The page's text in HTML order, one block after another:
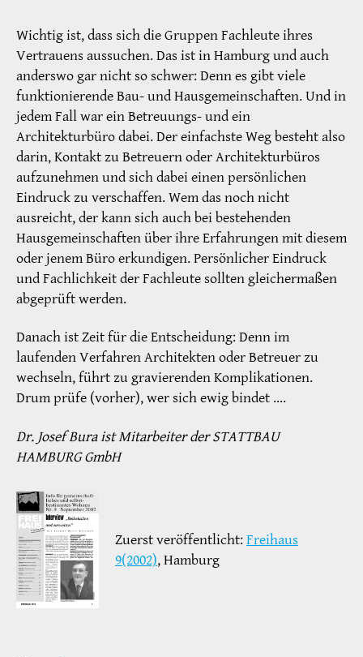
Wichtig ist, dass sich die Gruppen Fachleute ihres
Vertrauens aussuchen. Das ist in Hamburg und auch
anderswo gar nicht so schwer: Denn es gibt viele
funktionierende Bau- und Hausgemeinschaften. Und in
jedem Fall war ein Betreuungs- und ein
Architekturbüro dabei. Der einfachste Weg besteht also
darin, Kontakt zu Betreuern oder Architekturbüros
aufzunehmen und sich dabei einen persönlichen
Eindruck zu verschaffen. Wem das noch nicht
ausreicht, der kann sich auch bei bestehenden
Hausgemeinschaften über ihre Erfahrungen mit diesem
oder jenem Büro erkundigen. Persönlicher Eindruck
und Fachlichkeit der Fachleute sollten gleichermaßen
abgeprüft werden.
Danach ist Zeit für die Entscheidung: Denn im
laufenden Verfahren Architekten oder Betreuer zu
wechseln, führt zu gravierenden Komplikationen.
Drum prüfe (vorher), wer sich ewig bindet ….
Dr. Josef Bura ist Mitarbeiter der STATTBAU
HAMBURG GmbH
Zuerst veröffentlicht:Freihaus
9(2002), Hamburg